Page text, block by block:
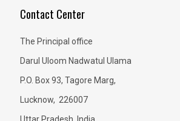
Contact Center
The Principal office
Darul Uloom Nadwatul Ulama
P.O. Box 93, Tagore Marg,
Lucknow, 226007